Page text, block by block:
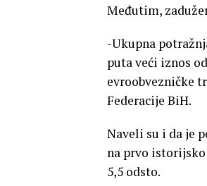
Međutim,
-Ukupna
puta veći iznos
evroobvezničke
Federacije BiH.
Naveli su i da je
na prvo istorijsko
5,5 odsto.